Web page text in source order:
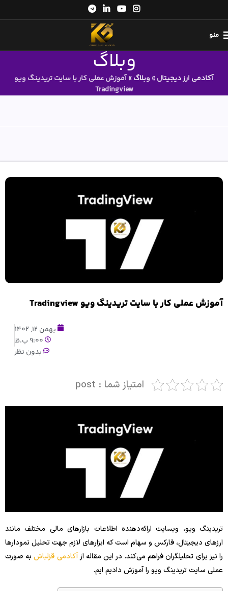
منو
وبلاگ
آکادمی ارز دیجیتال» وبلاگ»آموزش عملی کار با سایت تریدینگ ویو
Tradingview
آموزش عملی کار با سایت تریدینگ ویو Tradingview
بهمن 12, 1402
9:00 ب.ظ
بدون نظر
امتیاز شما : post
تریدینگ ویو، وبسایت ارائه‌دهنده اطلاعات بازارهای مالی مختلف مانند
ارزهای دیجیتال، فارکس و سهام است که ابزارهای لازم جهت تحلیل نمودارها
را نیز برای تحلیلگران فراهم می‌کند. در این مقاله از آکادمی قزلباشبه صورت
عملی سایت تریدینگ ویو را آموزش دادیم ایم.